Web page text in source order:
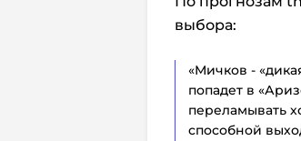
выбора:
«Мичков -
попадет в
переламывать
способной